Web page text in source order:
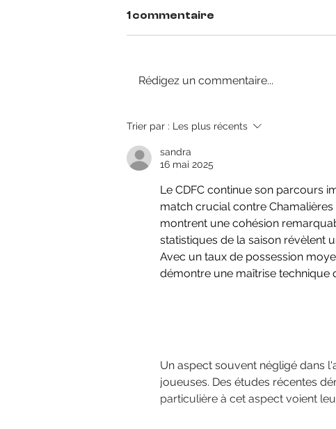
Recrutement Seniors R3
1 commentaire
Rédigez un commentaire...
Trier par : Les plus récents
sandra
16 mai 2025
Le CDFC continue son parcours
match crucial contre
montrent une cohésion
statistiques de la saison révèlent
Avec un taux de possession
démontre une maîtrise technique
Un aspect souvent négligé dans
joueuses. Des études récentes
particulière à cet aspect voient